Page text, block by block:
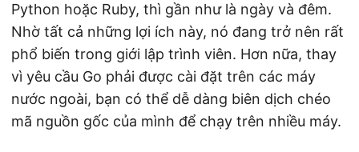
Python hoặc Ruby, thì gần như là ngày và đêm.
Nhờ tất cả những lợi ích này, nó đang trở nên rất
phổ biến trong giới lập trình viên. Hơn nữa, thay
vì yêu cầu Go phải được cài đặt trên các máy
nước ngoài, bạn có thể dễ dàng biên dịch chéo
mã nguồn gốc của mình để chạy trên nhiều máy.